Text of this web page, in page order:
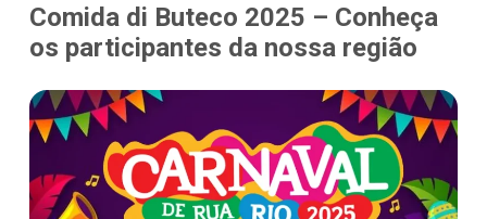
Comida di Buteco 2025 – Conheça
os participantes da nossa região